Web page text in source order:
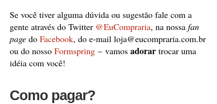
Se você tiver alguma dúvida ou sugestão fale com a
gente através do Twitter @EuCompraria, na nossa fan
page do Facebook, do e-mail loja@eucompraria.com.br
ou do nosso Formspring – vamos adorar trocar uma
idéia com você!
Como pagar?